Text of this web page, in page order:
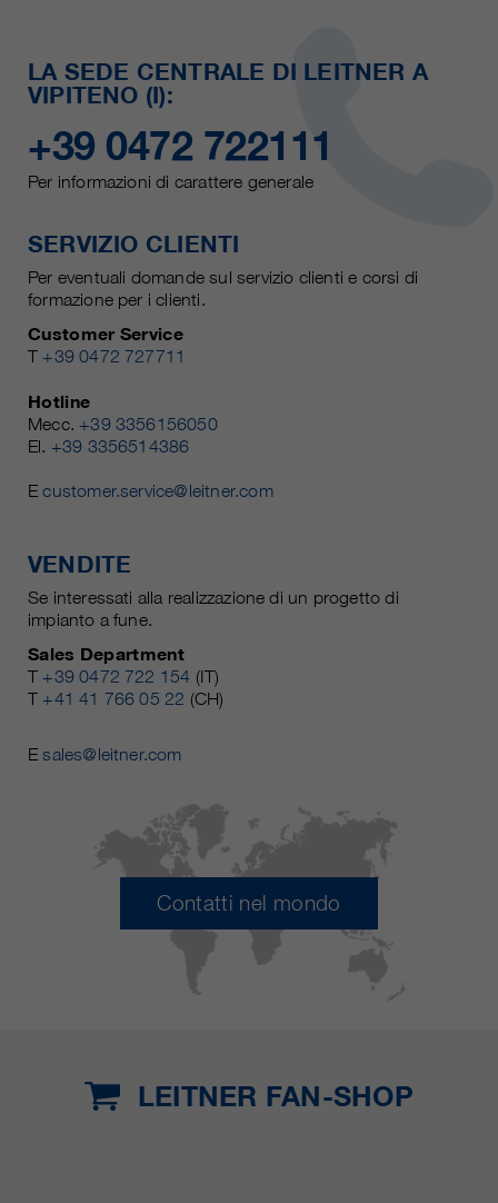
LA SEDE CENTRALE DI LEITNER A
VIPITENO (I):
+39 0472 722111
Per informazioni di carattere generale
SERVIZIO CLIENTI
Per eventuali domande sul servizio clienti e corsi di
formazione per i clienti.
Customer Service
T +39 0472 727711
Hotline
Mecc. +39 3356156050
El. +39 3356514386
Ecustomer.service@leitner.com
VENDITE
Se interessati alla realizzazione di un progetto di
impianto a fune.
Sales Department
T +39 0472 722 154 (IT)
T +41 41 766 05 22 (CH)
Esales@leitner.com
Contatti nel mondo
LEITNER FAN-SHOP